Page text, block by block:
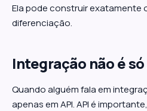
Ela pode construir exatamente
diferenciação.
Integração não é só
Quando alguém fala em
apenas em API. API é